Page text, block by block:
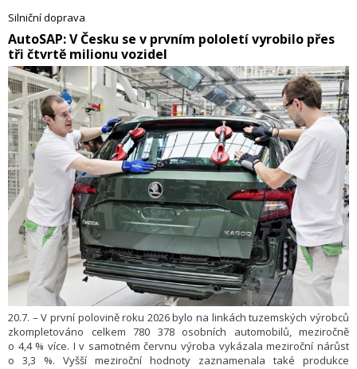
realizace zakázky na dodávku 52 moderních vozidel, která budou
součástí projektu kompletního přechodu městské dopravy
v Esslingenu na plně elektrický a bezemisní provoz do konce letošního
roku. Smlouva zároveň zahrnuje opci na dodávku dalších devíti
trolejbusů.
Silniční doprava
​AutoSAP: V Česku se v prvním pololetí vyrobilo přes
tři čtvrtě milionu vozidel
20.7. – V první polovině roku 2026 bylo na linkách tuzemských výrobců
zkompletováno celkem 780 378 osobních automobilů, meziročně
o 4,4 % více. I v samotném červnu výroba vykázala meziroční nárůst
o 3,3 %. Vyšší meziroční hodnoty zaznamenala také produkce